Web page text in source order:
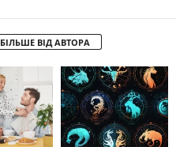
БІЛЬШЕ ВІД АВТОРА